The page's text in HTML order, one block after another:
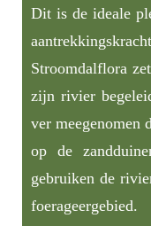
Dit is de ideale
Stroomdalflora
zijn rivier
ver meegenomen
op de
gebruiken de
foerageergebied.